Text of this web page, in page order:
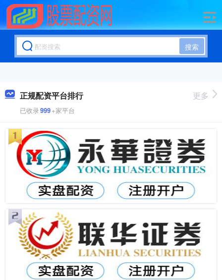
搜索
正规配资平台排行
已收录999+家平台
更多